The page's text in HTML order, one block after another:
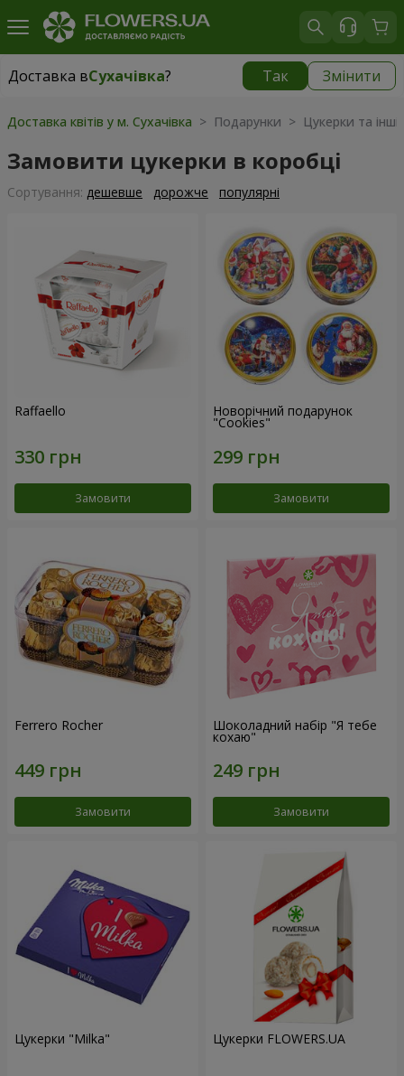
Доставка вСухачівка? Так Змінити
Доставка вСухачівка|
Доставка квітів у м. Сухачівка > Подарунки > Цукерки та інші
Замовити цукерки в коробці
Сортування: дешевше дорожче популярні
Raffaello
Замовити
Новорічний подарунок
"Cookies"
Замовити
Ferrero Rocher
Замовити
Шоколадний набір "Я тебе
кохаю"
Замовити
Цукерки "Milka" Цукерки FLOWERS.UA